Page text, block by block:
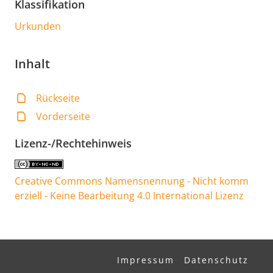
Klassifikation
Urkunden
Inhalt
Rückseite
Vorderseite
Lizenz-/Rechtehinweis
Creative Commons Namensnennung - Nicht komm
erziell - Keine Bearbeitung 4.0 International Lizenz
Impressum Datenschutz